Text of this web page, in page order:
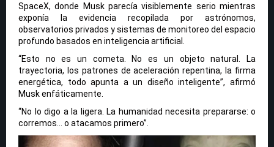
SpaceX, donde Musk parecía visiblemente serio mientras
exponía la evidencia recopilada por astrónomos,
observatorios privados y sistemas de monitoreo del espacio
profundo basados ​​en inteligencia artificial.
“Esto no es un cometa. No es un objeto natural. La
trayectoria, los patrones de aceleración repentina, la firma
energética, todo apunta a un diseño inteligente”, afirmó
Musk enfáticamente.
“No lo digo a la ligera. La humanidad necesita prepararse: o
corremos… o atacamos primero”.